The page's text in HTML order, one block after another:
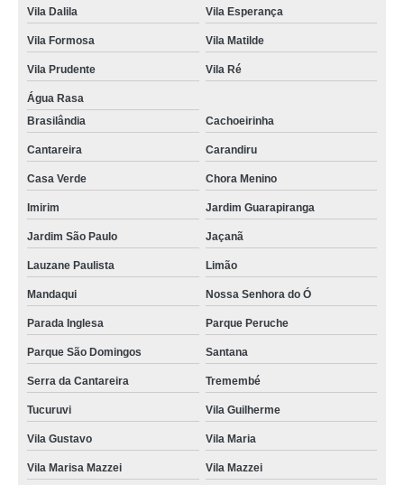
Vila Dalila Vila Esperança
Vila Formosa Vila Matilde
Vila Prudente Vila Ré
Água Rasa
Brasilândia
Cachoeirinha
Cantareira Carandiru
Casa Verde Chora Menino
Imirim Jardim Guarapiranga
Jardim São Paulo Jaçanã
Lauzane Paulista Limão
Mandaqui Nossa Senhora do Ó
Parada Inglesa Parque Peruche
Parque São Domingos Santana
Serra da Cantareira Tremembé
Tucuruvi Vila Guilherme
Vila Gustavo Vila Maria
Vila Marisa Mazzei Vila Mazzei